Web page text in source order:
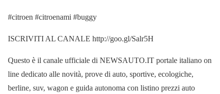
#citroen #citroenami #buggy
ISCRIVITI AL CANALE http://goo.gl/Salr5H
Questo è il canale ufficiale di NEWSAUTO.IT portale italiano on
line dedicato alle novità, prove di auto, sportive, ecologiche,
berline, suv, wagon e guida autonoma con listino prezzi auto